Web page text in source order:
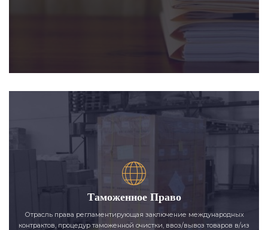
Таможенное Право
Отрасль права регламентирующая заключение международных
контрактов, процедур таможенной очистки, ввоз/вывоз товаров в/из